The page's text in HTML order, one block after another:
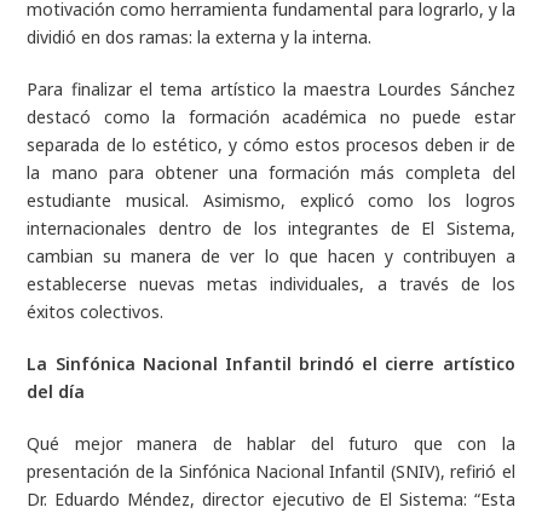
motivación como herramienta fundamental para lograrlo, y la
dividió en dos ramas: la externa y la interna.
Para finalizar el tema artístico la maestra Lourdes Sánchez
destacó como la formación académica no puede estar
separada de lo estético, y cómo estos procesos deben ir de
la mano para obtener una formación más completa del
estudiante musical. Asimismo, explicó como los logros
internacionales dentro de los integrantes de El Sistema,
cambian su manera de ver lo que hacen y contribuyen a
establecerse nuevas metas individuales, a través de los
éxitos colectivos.
La Sinfónica Nacional Infantil brindó el cierre artístico
del día
Qué mejor manera de hablar del futuro que con la
presentación de la Sinfónica Nacional Infantil (SNIV), refirió el
Dr. Eduardo Méndez, director ejecutivo de El Sistema: “Esta